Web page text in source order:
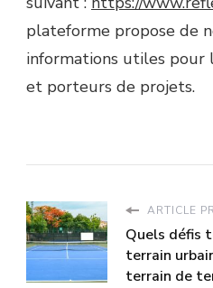
plateforme propose de
informations utiles pour
et porteurs de projets.
ARTICLE
Quels défis
terrain
terrain de